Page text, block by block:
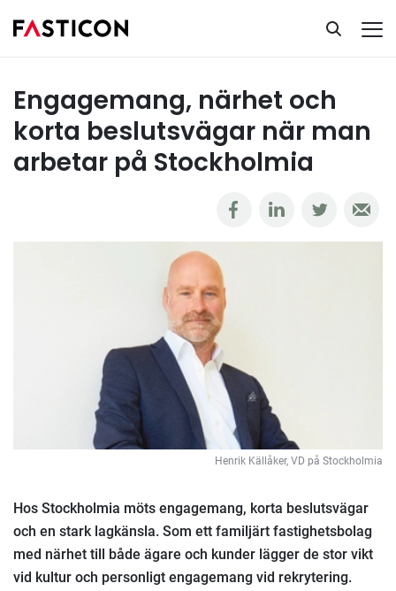
Kundcase
Rekrytering
Engagemang, närhet och
korta beslutsvägar när man
arbetar på Stockholmia
Henrik Källåker, VD på Stockholmia
Hos Stockholmia möts engagemang, korta beslutsvägar
och en stark lagkänsla. Som ett familjärt fastighetsbolag
med närhet till både ägare och kunder lägger de stor vikt
vid kultur och personligt engagemang vid rekrytering.